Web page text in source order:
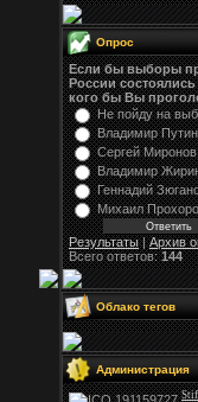
Опрос
Если бы выборы
России состоялись
кого бы Вы
Не пойду на
Владимир Путин
Сергей Миронов
Владимир
Геннадий
Михаил
Результаты|Архив
Всего ответов:144
Облако тегов
Администрация